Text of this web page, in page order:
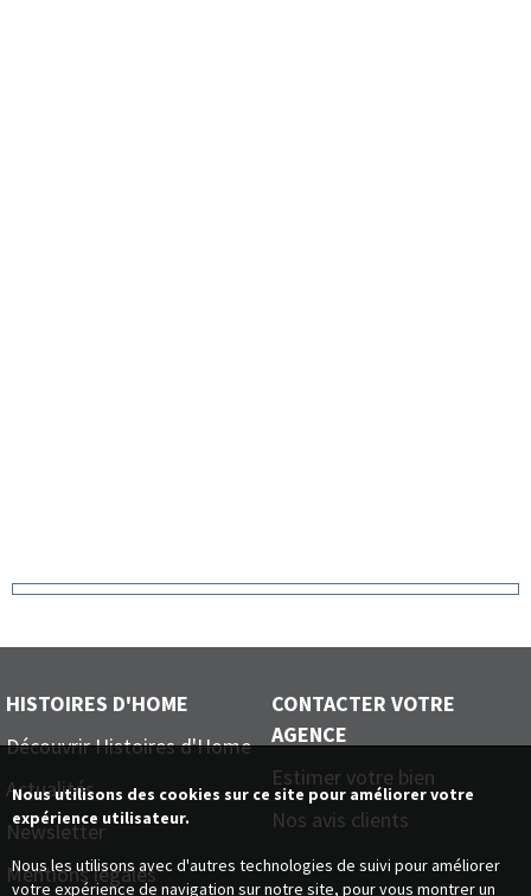
HISTOIRES D'HOME
Découvrir Histoires d'Home
Actualités
Newsletter
Mentions légales
CONTACTER VOTRE
AGENCE
Estimer votre bien
Nos avis clients
Nous utilisons des cookies sur ce site pour améliorer votre
expérience utilisateur.
Nous les utilisons avec d'autres technologies de suivi pour améliorer
votre expérience de navigation sur notre site, pour vous montrer un